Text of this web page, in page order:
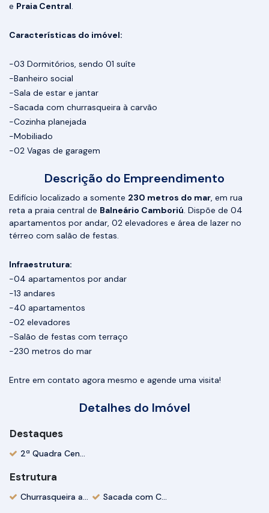
e Praia Central.
Características do imóvel:
-03 Dormitórios, sendo 01 suíte
-Banheiro social
-Sala de estar e jantar
-Sacada com churrasqueira à carvão
-Cozinha planejada
-Mobiliado
-02 Vagas de garagem
Descrição do Empreendimento
Edifício localizado a somente 230 metros do mar, em rua
reta a praia central de Balneário Camboriú. Dispõe de 04
apartamentos por andar, 02 elevadores e área de lazer no
térreo com salão de festas.
Infraestrutura:
-04 apartamentos por andar
-13 andares
-40 apartamentos
-02 elevadores
-Salão de festas com terraço
-230 metros do mar
Entre em contato agora mesmo e agende uma visita!
Detalhes do Imóvel
Destaques
2ª Quadra Centro
Estrutura
Churrasqueira a Carvão Sacada com Churrasqueira